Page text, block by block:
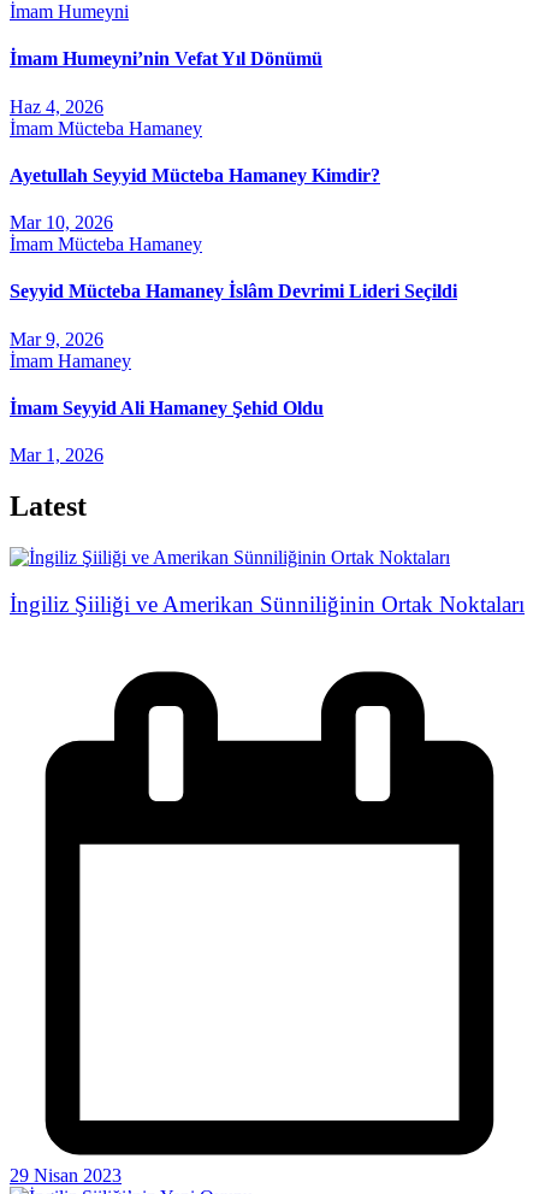
İmam Humeyni
İmam Humeyni’nin Vefat Yıl Dönümü
Haz 4, 2026
İmam Mücteba Hamaney
Ayetullah Seyyid Mücteba Hamaney Kimdir?
Mar 10, 2026
İmam Mücteba Hamaney
Seyyid Mücteba Hamaney İslâm Devrimi Lideri Seçildi
Mar 9, 2026
İmam Hamaney
İmam Seyyid Ali Hamaney Şehid Oldu
Mar 1, 2026
Latest
İngiliz Şiiliği ve Amerikan Sünniliğinin Ortak Noktaları
29 Nisan 2023